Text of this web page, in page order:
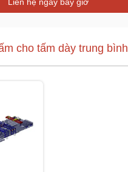
cho tấm dày trung bình